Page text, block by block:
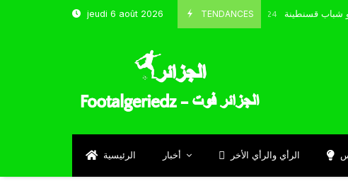
jeudi 6 août 2026 TENDANCES
Octobre 8, 2024 المنتخب و شباب قسنطينة
الرئيسية أخبار الرأي والرأي الأخر